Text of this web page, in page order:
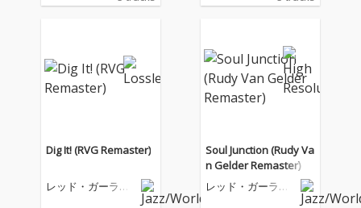
Dig It! (RVG Remaster)
レッド・ガーラン
Soul Junction (Rudy Va
n Gelder Remaster)
レッド・ガーラン